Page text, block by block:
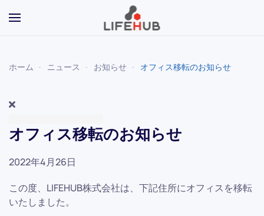
Skip to main content
ホーム ニュース お知らせ オフィス移転のお知らせ
オフィス移転のお知らせ
2022年4月26日
この度、LIFEHUB株式会社は、下記住所にオフィスを移転
いたしました。